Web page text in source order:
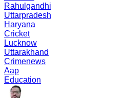
Rahulgandhi
Uttarpradesh
Haryana
Cricket
Lucknow
Uttarakhand
Crimenews
Aap
Education